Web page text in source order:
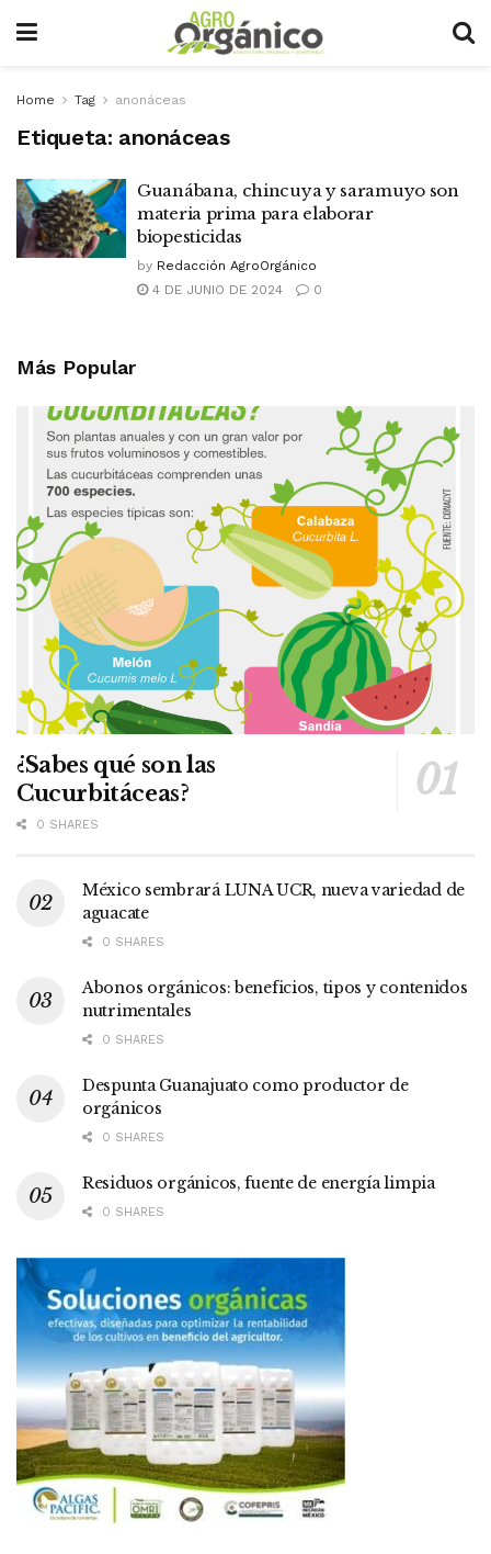
Home Tag anonáceas
Etiqueta: anonáceas
Guanábana, chincuya y saramuyo son
materia prima para elaborar
biopesticidas
by Redacción AgroOrgánico
4 DE JUNIO DE 2024
0
Más Popular
¿Sabes qué son las
Cucurbitáceas?
0 SHARES
México sembrará LUNA UCR, nueva variedad de
aguacate
0 SHARES
Abonos orgánicos: beneficios, tipos y contenidos
nutrimentales
0 SHARES
Despunta Guanajuato como productor de
orgánicos
0 SHARES
Residuos orgánicos, fuente de energía limpia
0 SHARES